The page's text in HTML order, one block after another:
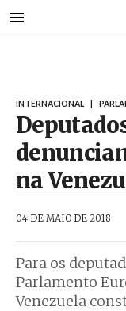
para
INTERNACIONAL
na
04 DE MAIO DE 2018
Para os
Parlamento
Venezuela